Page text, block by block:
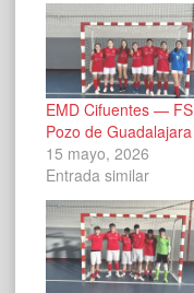
EMD Cifuentes — FS
Pozo de Guadalajara
15 mayo, 2026
Entrada similar